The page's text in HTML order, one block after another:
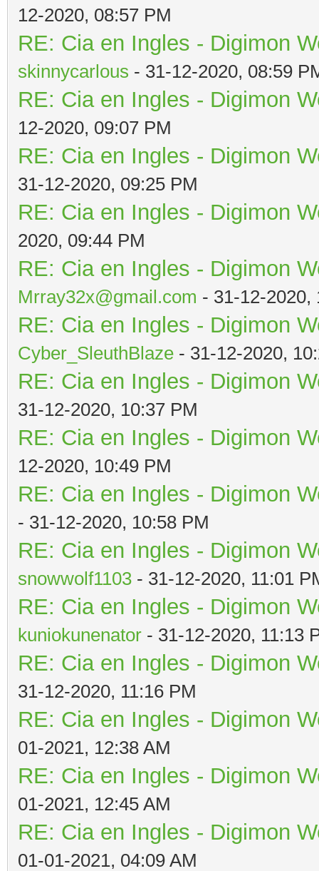
12-2020, 08:57 PM
RE: Cia en Ingles - Digimon
skinnycarlous - 31-12-2020, 08:59
RE: Cia en Ingles - Digimon
12-2020, 09:07 PM
RE: Cia en Ingles - Digimon
31-12-2020, 09:25 PM
RE: Cia en Ingles - Digimon
2020, 09:44 PM
RE: Cia en Ingles - Digimon
Mrray32x@gmail.com - 31-12-2020,
RE: Cia en Ingles - Digimon
Cyber_SleuthBlaze - 31-12-2020,
RE: Cia en Ingles - Digimon
31-12-2020, 10:37 PM
RE: Cia en Ingles - Digimon
12-2020, 10:49 PM
RE: Cia en Ingles - Digimon
- 31-12-2020, 10:58 PM
RE: Cia en Ingles - Digimon
snowwolf1103 - 31-12-2020, 11:01
RE: Cia en Ingles - Digimon
kuniokunenator - 31-12-2020, 11:13
RE: Cia en Ingles - Digimon
31-12-2020, 11:16 PM
RE: Cia en Ingles - Digimon
01-2021, 12:38 AM
RE: Cia en Ingles - Digimon
01-2021, 12:45 AM
RE: Cia en Ingles - Digimon
01-01-2021, 04:09 AM